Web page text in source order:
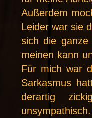
Außerdem
Leider war sie
sich die
meinen kann
Für mich war
Sarkasmus
derartig